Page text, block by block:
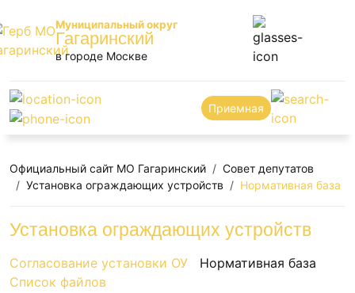
Муниципальный округ
Гагаринский
в городе Москве
Приемная
Официальный сайт МО Гагаринский
Совет депутатов
Установка ограждающих устройств
Нормативная база
Установка ограждающих устройств
Согласование установки ОУ
Нормативная база
Список файлов